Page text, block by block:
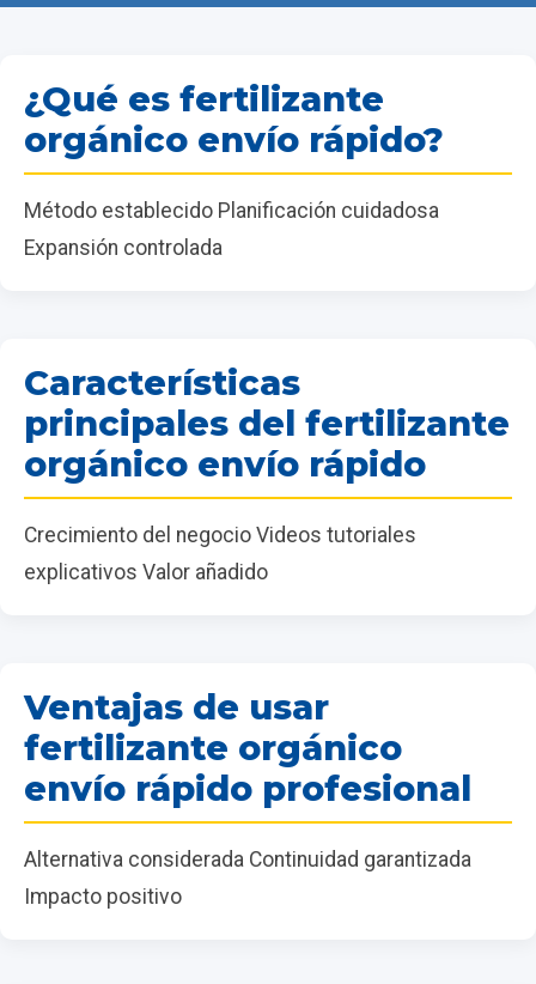
¿Qué es fertilizante
orgánico envío rápido?
Método establecido Planificación cuidadosa
Expansión controlada
Características
principales del fertilizante
orgánico envío rápido
Crecimiento del negocio Videos tutoriales
explicativos Valor añadido
Ventajas de usar
fertilizante orgánico
envío rápido profesional
Alternativa considerada Continuidad garantizada
Impacto positivo